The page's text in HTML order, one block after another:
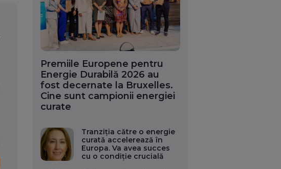
Premiile Europene pentru
Energie Durabilă 2026 au
fost decernate la Bruxelles.
Cine sunt campionii energiei
curate
Tranziția către o energie
curată accelerează în
Europa. Va avea succes
cu o condiție crucială